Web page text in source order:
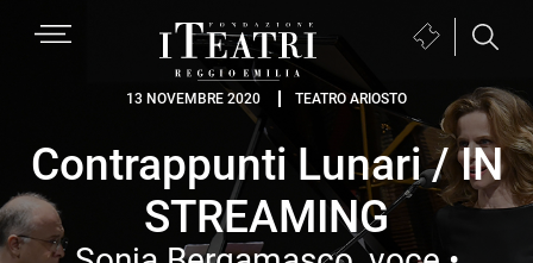
Fondazione
Teatri
Reggio
Emilia
Biglietteria
apre
in
una
nuova
13 NOVEMBRE 2020 TEATRO ARIOSTO
Contrappunti Lunari / IN
STREAMING